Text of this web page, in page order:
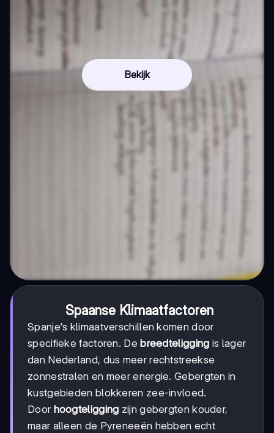
Bekijk
Spaanse Klimaatfactoren
Spanje's klimaatverschillen komen door
specifieke factoren. De breedteligging is lager
dan Nederland, dus meer rechtstreekse
zonnestralen en meer energie. Gebergten in
kustgebieden blokkeren zee-invloed.
Door hoogteligging zijn gebergten kouder,
maar alleen de Pyreneeën hebben echt